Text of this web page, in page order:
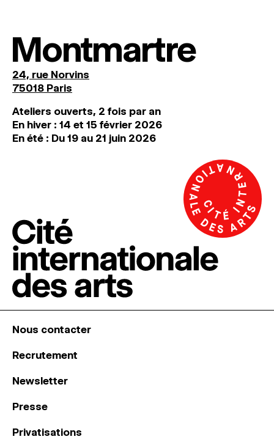
Montmartre
24, rue Norvins
75018 Paris
Ateliers ouverts, 2 fois par an
En hiver : 14 et 15 février 2026
En été : Du 19 au 21 juin 2026
Nous contacter
Recrutement
Newsletter
Presse
Privatisations